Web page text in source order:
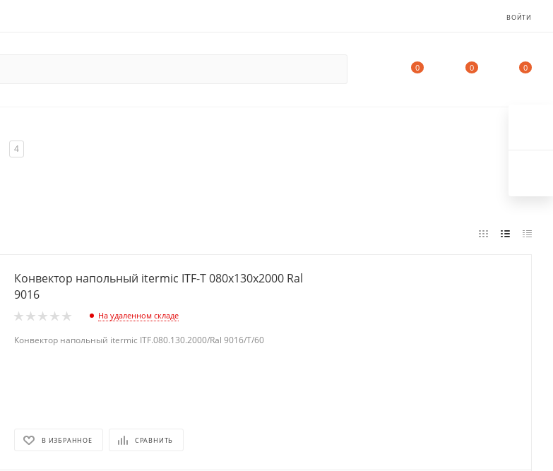
ВОЙТИ
0 0 0
4
Конвектор напольный itermic ITF-Т 080х130х2000 Ral
9016
На удаленном складе
Конвектор напольный itermic ITF.080.130.2000/Ral 9016/T/60
В ИЗБРАННОЕ СРАВНИТЬ